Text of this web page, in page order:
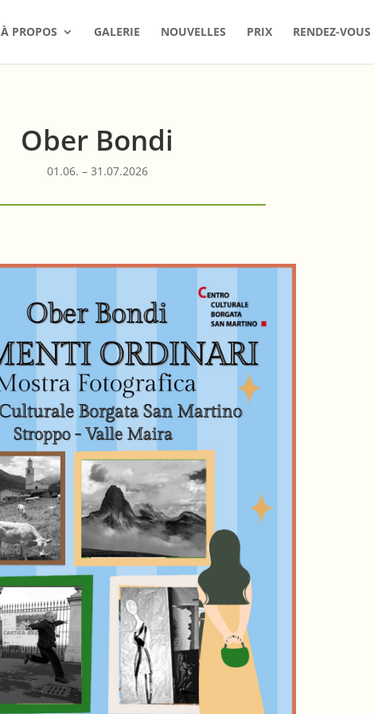
À PROPOS GALERIE NOUVELLES PRIX RENDEZ-VOUS
Ober Bondi
01.06. – 31.07.2026